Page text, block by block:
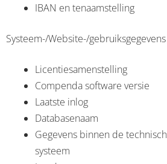
IBAN en tenaamstelling
Systeem-/Website-/gebruiksgegevens
Licentiesamenstelling
Compenda software versie
Laatste inlog
Databasenaam
Gegevens binnen de
systeem